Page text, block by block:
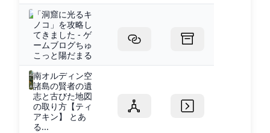
「洞窟に光るキ
ノコ」を攻略し
てきました - ゲ
ームブログちゅ
こっと陽だまる
南オルディン空
諸島の賢者の遺
志と古びた地図
の取り方【ティ
アキン】 とあ
る...